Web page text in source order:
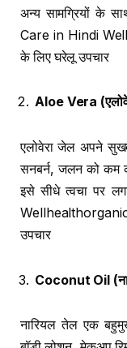
अन्य सामग्रियों के
Care in Hindi
के लिए घरेलू उपचार
Aloe Vera (
एलोवेरा जेल अपने
सनबर्न, जलन को कम
इसे सीधे त्वचा पर
उपचार
Coconut Oil (
नारियल तेल एक